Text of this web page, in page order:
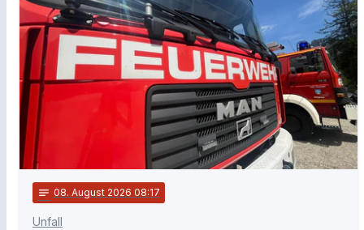
notes 08. August 2026 08:17
Unfall